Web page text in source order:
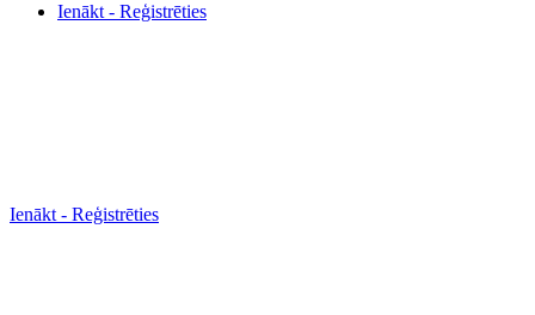
Ienākt - Reģistrēties
Ienākt - Reģistrēties